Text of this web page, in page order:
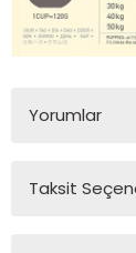
Yorumlar
Taksit